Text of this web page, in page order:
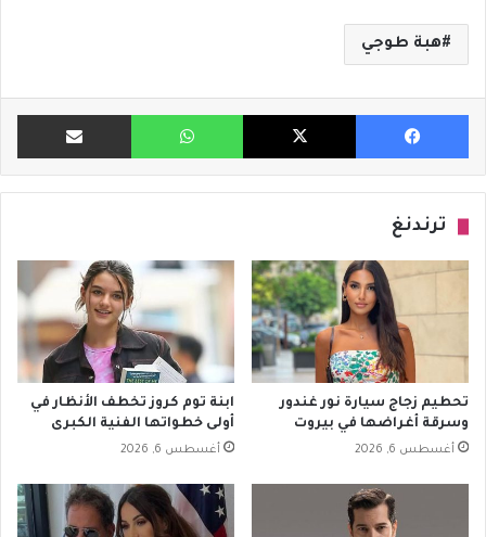
هبة طوجي
فيسبوك X واتساب مشاركة
ترندنغ
تحطيم زجاج سيارة نور غندور
وسرقة أغراضها في بيروت
أغسطس 6, 2026
ابنة توم كروز تخطف الأنظار في
أولى خطواتها الفنية الكبرى
أغسطس 6, 2026